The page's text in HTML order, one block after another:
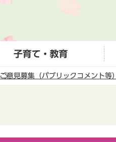
子育て・教育
ご意見募集（パブリックコメント等）